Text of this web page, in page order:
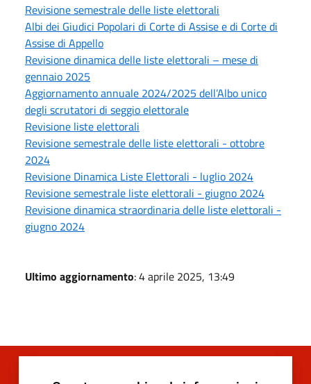
Revisione semestrale delle liste elettorali
Albi dei Giudici Popolari di Corte di Assise e di Corte di
Assise di Appello
Revisione dinamica delle liste elettorali – mese di
gennaio 2025
Aggiornamento annuale 2024/2025 dell’Albo unico
degli scrutatori di seggio elettorale
Revisione liste elettorali
Revisione semestrale delle liste elettorali - ottobre
2024
Revisione Dinamica Liste Elettorali - luglio 2024
Revisione semestrale liste elettorali - giugno 2024
Revisione dinamica straordinaria delle liste elettorali -
giugno 2024
Ultimo aggiornamento: 4 aprile 2025, 13:49